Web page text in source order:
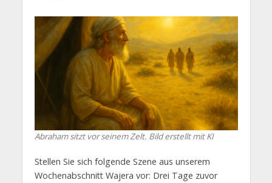
Abraham sitzt vor seinem Zelt. Bild erstellt mit KI
Stellen Sie sich folgende Szene aus unserem
Wochenabschnitt Wajera vor: Drei Tage zuvor